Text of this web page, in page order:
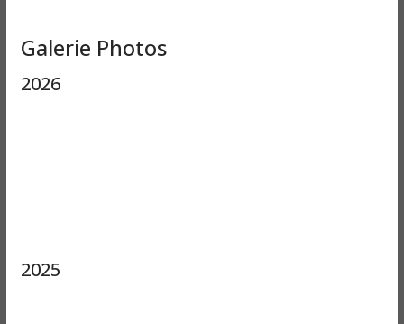
Galerie Photos
2026
2025